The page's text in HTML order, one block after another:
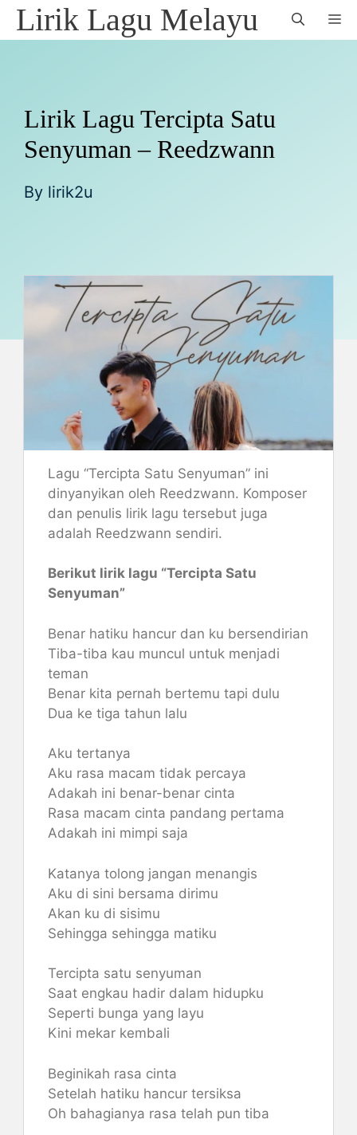
SkipLirik Lagu Melayu
Lirik Lagu Tercipta Satu
Senyuman – Reedzwann
By lirik2u
Lagu “Tercipta Satu Senyuman” ini
dinyanyikan oleh Reedzwann. Komposer
dan penulis lirik lagu tersebut juga
adalah Reedzwann sendiri.
Berikut lirik lagu “Tercipta Satu
Senyuman”
Benar hatiku hancur dan ku bersendirian
Tiba-tiba kau muncul untuk menjadi
teman
Benar kita pernah bertemu tapi dulu
Dua ke tiga tahun lalu
Aku tertanya
Aku rasa macam tidak percaya
Adakah ini benar-benar cinta
Rasa macam cinta pandang pertama
Adakah ini mimpi saja
Katanya tolong jangan menangis
Aku di sini bersama dirimu
Akan ku di sisimu
Sehingga sehingga matiku
Tercipta satu senyuman
Saat engkau hadir dalam hidupku
Seperti bunga yang layu
Kini mekar kembali
Beginikah rasa cinta
Setelah hatiku hancur tersiksa
Oh bahagianya rasa telah pun tiba